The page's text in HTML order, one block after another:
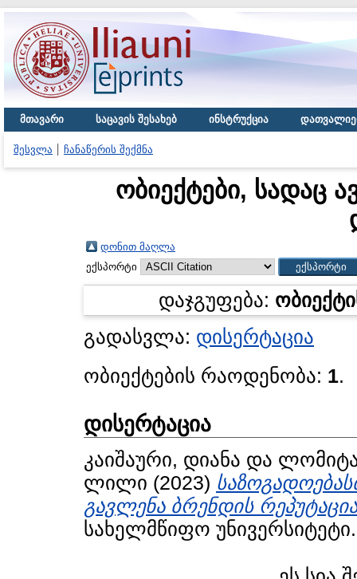
მთავარი საცავის შესახებ ინსტრუქცია
შესვლა ჩანაწერის შექმნა
ობიექტები, სადაც
დონით მაღლა
ექსპორტი
დაჯგუფება:
გადასვლა: დისერტაცია
ობიექტების რაოდენობა: 1.
დისერტაცია
კაიშაური, დიანა და
ლილი (2023)
გავლენა ბრენდის
სახელმწიფო უნივერსიტეტი.